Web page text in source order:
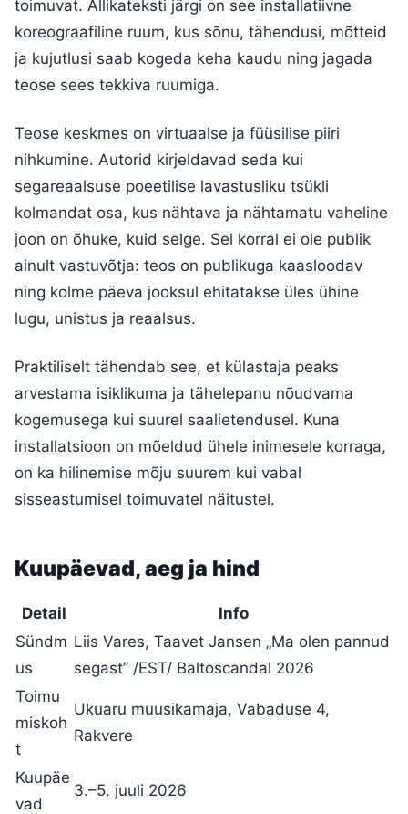
toimuvat. Allikateksti järgi on see installatiivne
koreograafiline ruum, kus sõnu, tähendusi, mõtteid
ja kujutlusi saab kogeda keha kaudu ning jagada
teose sees tekkiva ruumiga.
Teose keskmes on virtuaalse ja füüsilise piiri
nihkumine. Autorid kirjeldavad seda kui
segareaalsuse poeetilise lavastusliku tsükli
kolmandat osa, kus nähtava ja nähtamatu vaheline
joon on õhuke, kuid selge. Sel korral ei ole publik
ainult vastuvõtja: teos on publikuga kaasloodav
ning kolme päeva jooksul ehitatakse üles ühine
lugu, unistus ja reaalsus.
Praktiliselt tähendab see, et külastaja peaks
arvestama isiklikuma ja tähelepanu nõudvama
kogemusega kui suurel saalietendusel. Kuna
installatsioon on mõeldud ühele inimesele korraga,
on ka hilinemise mõju suurem kui vabal
sisseastumisel toimuvatel näitustel.
Kuupäevad, aeg ja hind
Detail
Info
Sündm
us
Liis Vares, Taavet Jansen „Ma olen pannud
segast” /EST/ Baltoscandal 2026
Toimu
miskoh
t
Ukuaru muusikamaja, Vabaduse 4,
Rakvere
Kuupäe
vad
3.–5. juuli 2026